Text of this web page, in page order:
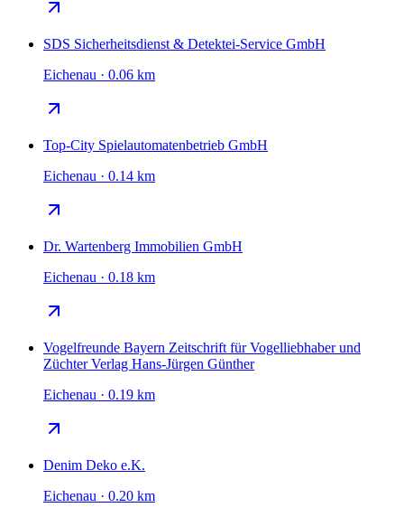
SDS Sicherheitsdienst & Detektei-Service GmbH
Eichenau · 0.06 km
Top-City Spielautomatenbetrieb GmbH
Eichenau · 0.14 km
Dr. Wartenberg Immobilien GmbH
Eichenau · 0.18 km
Vogelfreunde Bayern Zeitschrift für Vogelliebhaber und
Züchter Verlag Hans-Jürgen Günther
Eichenau · 0.19 km
Denim Deko e.K.
Eichenau · 0.20 km